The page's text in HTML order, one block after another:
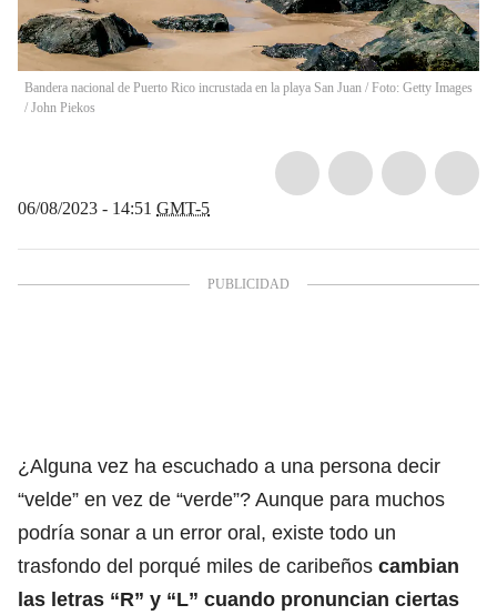
Bandera nacional de Puerto Rico incrustada en la playa San Juan / Foto: Getty Images
/ John Piekos
06/08/2023 - 14:51 GMT-5
¿Alguna vez ha escuchado a una persona decir
“velde” en vez de “verde”? Aunque para muchos
podría sonar a un error oral, existe todo un
trasfondo del porqué miles de caribeños cambian
las letras “R” y “L” cuando pronuncian ciertas